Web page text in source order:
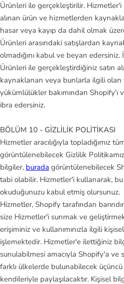
Ürünleri ile gerçekleştirilir. Hizmetler'i
alınan ürün ve hizmetlerden
hasar veya kayıp da dahil olmak
Ürünleri arasındaki satışlardan
olmadığını kabul ve beyan
Ürünleri ile gerçekleştirdiğiniz satın
kaynaklanan veya bunlarla ilgili olan
yükümlülükler bakımından Shopify'ı
ibra edersiniz.
BÖLÜM 10 - GİZLİLİK POLİTİKASI
Hizmetler aracılığıyla topladığımız
görüntülenebilecek Gizlilik
bilgiler, burada görüntülenebilecek
tabi olabilir. Hizmetler'i kullanarak, bu
okuduğunuzu kabul etmiş olursunuz.
Hizmetler, Shopify tarafından
size Hizmetler'i sunmak ve
erişiminiz ve kullanımınızla ilgili
işlemektedir. Hizmetler'e ilettiğiniz
sunulabilmesi amacıyla Shopify'a
farklı ülkelerde bulunabilecek
kendileriyle paylaşılacaktır. Kişisel